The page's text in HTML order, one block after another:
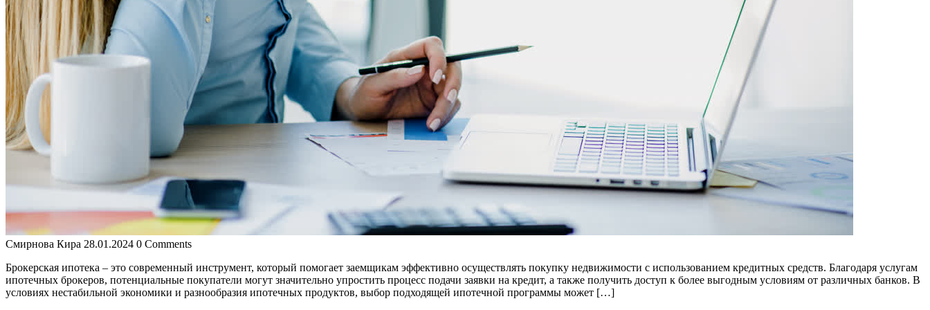
Смирнова Кира 28.01.2024 0 Comments
Брокерская ипотека – это современный инструмент, который помогает заемщикам эффективно осуществлять покупку недвижимости с использованием кредитных средств. Благодаря услугам
ипотечных брокеров, потенциальные покупатели могут значительно упростить процесс подачи заявки на кредит, а также получить доступ к более выгодным условиям от различных банков. В
условиях нестабильной экономики и разнообразия ипотечных продуктов, выбор подходящей ипотечной программы может […]